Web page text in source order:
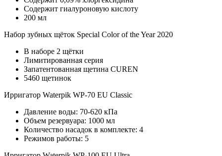
Содержит гиалуроновую кислоту
200 мл
Набор зубных щёток Special Color of the Year 2020
В наборе 2 щётки
Лимитированная серия
Запатентованная щетина CUREN
5460 щетинок
Ирригатор Waterpik WP-70 EU Classic
Давление воды: 70-620 кПа
Объем резервуара: 1000 мл
Количество насадок в комплекте: 4
Режимов работы: 5